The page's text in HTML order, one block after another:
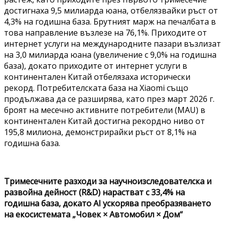
достигнаха 9,5 милиарда юана, отбелязвайки ръст от
4,3% на годишна база. Брутният марж на печалбата в
това направление възлезе на 76,1%. Приходите от
интернет услуги на международните пазари възлизат
на 3,0 милиарда юана (увеличение с 9,0% на годишна
база), докато приходите от интернет услуги в
континентален Китай отбелязаха исторически
рекорд. Потребителската база на Xiaomi също
продължава да се разширява, като през март 2026 г.
броят на месечно активните потребители (MAU) в
континентален Китай достигна рекордно ниво от
195,8 милиона, демонстрирайки ръст от 8,1% на
годишна база.
Тримесечните разходи за научноизследователска и
развойна дейност (R&D) нарастват с 33,4% на
годишна база, докато AI ускорява преобразяването
на екосистемата „Човек × Автомобил × Дом“